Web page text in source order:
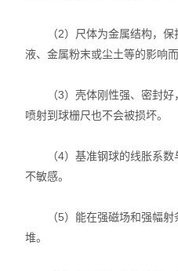
卡尺
千分表
三次元
粗糙度仪
（2）尺体为金属结构，保
液、金属粉末或尘土等的影响
（3）壳体刚性强、密封好
喷射到球栅尺也不会被损坏。
（4）基准钢球的线胀系数
不敏感。
（5）能在强磁场和强幅射
堆。